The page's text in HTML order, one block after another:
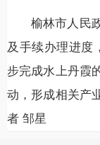
榆林市人民
及手续办理进度
步完成水上丹霞
动，形成相关产
者 邹星